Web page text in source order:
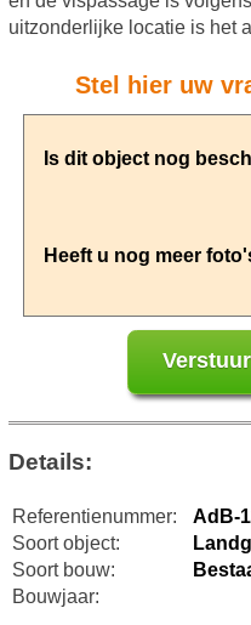
uitzonderlijke locatie is het
Stel hier uw
Details:
Referentienummer:
AdB-
Soort object:
Soort bouw:
Bouwjaar: